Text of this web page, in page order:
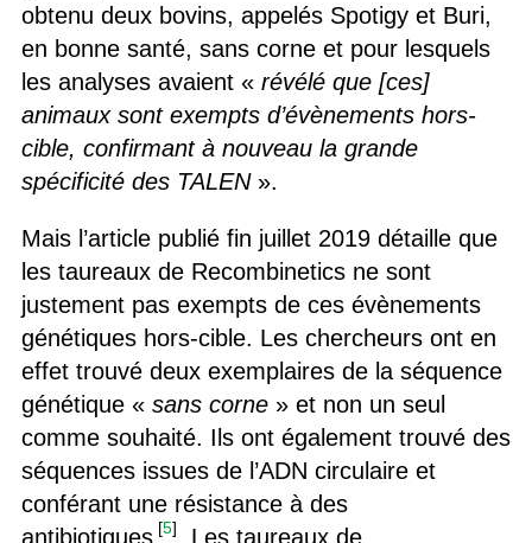
obtenu deux bovins, appelés Spotigy et Buri,
en bonne santé, sans corne et pour lesquels
les analyses avaient « révélé que [ces]
animaux sont exempts d’évènements hors-
cible, confirmant à nouveau la grande
spécificité des TALEN».
Mais l’article publié fin juillet 2019 détaille que
les taureaux de Recombinetics ne sont
justement pas exempts de ces évènements
génétiques hors-cible. Les chercheurs ont en
effet trouvé deux exemplaires de la séquence
génétique « sans corne» et non un seul
comme souhaité. Ils ont également trouvé des
séquences issues de l’ADN circulaire et
conférant une résistance à des
antibiotiques [5] . Les taureaux de